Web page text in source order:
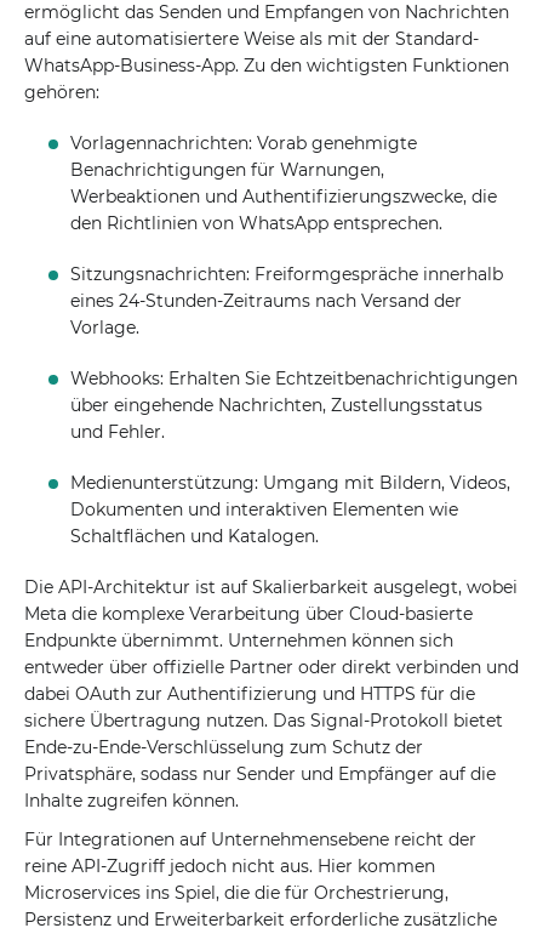
ermöglicht das Senden und Empfangen von Nachrichten
auf eine automatisiertere Weise als mit der Standard-
WhatsApp-Business-App. Zu den wichtigsten Funktionen
gehören:
Vorlagennachrichten: Vorab genehmigte
Benachrichtigungen für Warnungen,
Werbeaktionen und Authentifizierungszwecke, die
den Richtlinien von WhatsApp entsprechen.
Sitzungsnachrichten: Freiformgespräche innerhalb
eines 24-Stunden-Zeitraums nach Versand der
Vorlage.
Webhooks: Erhalten Sie Echtzeitbenachrichtigungen
über eingehende Nachrichten, Zustellungsstatus
und Fehler.
Medienunterstützung: Umgang mit Bildern, Videos,
Dokumenten und interaktiven Elementen wie
Schaltflächen und Katalogen.
Die API-Architektur ist auf Skalierbarkeit ausgelegt, wobei
Meta die komplexe Verarbeitung über Cloud-basierte
Endpunkte übernimmt. Unternehmen können sich
entweder über offizielle Partner oder direkt verbinden und
dabei OAuth zur Authentifizierung und HTTPS für die
sichere Übertragung nutzen. Das Signal-Protokoll bietet
Ende-zu-Ende-Verschlüsselung zum Schutz der
Privatsphäre, sodass nur Sender und Empfänger auf die
Inhalte zugreifen können.
Für Integrationen auf Unternehmensebene reicht der
reine API-Zugriff jedoch nicht aus. Hier kommen
Microservices ins Spiel, die die für Orchestrierung,
Persistenz und Erweiterbarkeit erforderliche zusätzliche